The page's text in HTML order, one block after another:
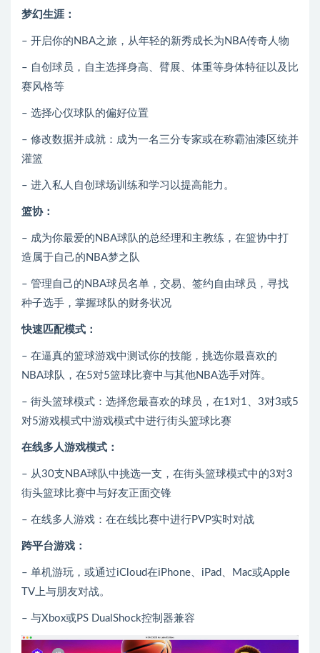
梦幻生涯：
– 开启你的NBA之旅，从年轻的新秀成长为NBA传奇人物
– 自创球员，自主选择身高、臂展、体重等身体特征以及比
赛风格等
– 选择心仪球队的偏好位置
– 修改数据并成就：成为一名三分专家或在称霸油漆区统并
灌篮
– 进入私人自创球场训练和学习以提高能力。
篮协：
– 成为你最爱的NBA球队的总经理和主教练，在篮协中打
造属于自己的NBA梦之队
– 管理自己的NBA球员名单，交易、签约自由球员，寻找
种子选手，掌握球队的财务状况
快速匹配模式：
– 在逼真的篮球游戏中测试你的技能，挑选你最喜欢的
NBA球队，在5对5篮球比赛中与其他NBA选手对阵。
– 街头篮球模式：选择您最喜欢的球员，在1对1、3对3或5
对5游戏模式中游戏模式中进行街头篮球比赛
在线多人游戏模式：
– 从30支NBA球队中挑选一支，在街头篮球模式中的3对3
街头篮球比赛中与好友正面交锋
– 在线多人游戏：在在线比赛中进行PVP实时对战
跨平台游戏：
– 单机游玩，或通过iCloud在iPhone、iPad、Mac或Apple
TV上与朋友对战。
– 与Xbox或PS DualShock控制器兼容